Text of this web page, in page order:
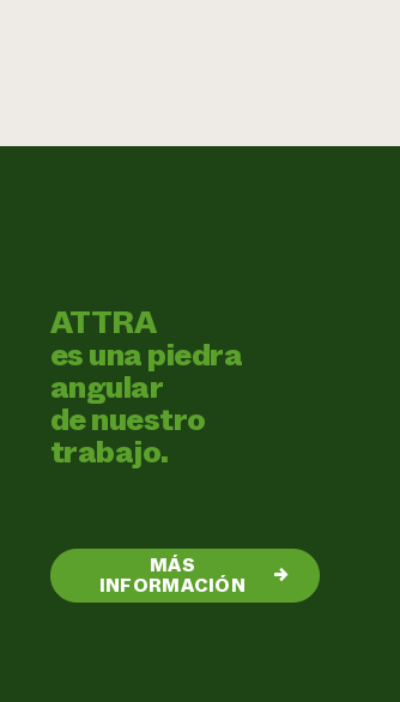
ATTRA
es una piedra
angular
de nuestro
trabajo.
MÁS
INFORMACIÓN →